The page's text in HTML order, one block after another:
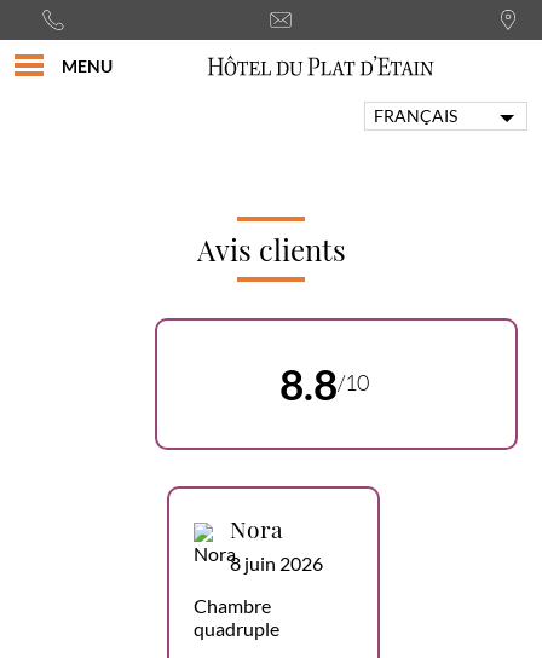
MENU
FRANÇAIS
Avis clients
8.8/10
Nora
8 juin 2026
Chambre
quadruple